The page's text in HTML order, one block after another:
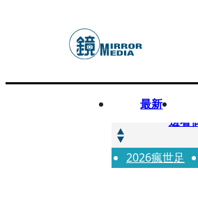
最新
快訊
邊看
快訊
代誌
2026瘋世足